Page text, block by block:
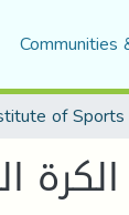
Communities